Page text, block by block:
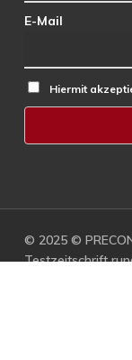
E-Mail
Hiermit
© 2025 ©
Testzeitschrift